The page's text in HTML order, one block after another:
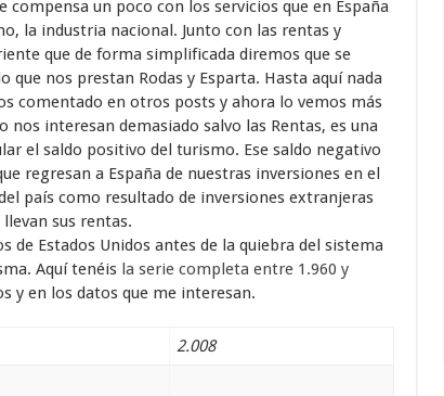
un poco con los servicios que en España
la industria nacional. Junto con las rentas y
que de forma simplificada diremos que se
que nos prestan Rodas y Esparta. Hasta aquí nada
comentado en otros posts y ahora lo vemos más
interesan demasiado salvo las Rentas, es una
el saldo positivo del turismo. Ese saldo negativo
regresan a España de nuestras inversiones en el
país como resultado de inversiones extranjeras
sus rentas.
de Estados Unidos antes de la quiebra del sistema
Aquí tenéis la serie completa entre 1.960 y
y en los datos que me interesan.
2.008